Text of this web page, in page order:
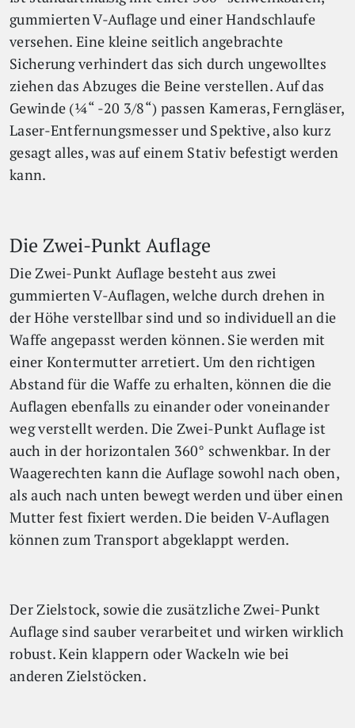
gummierten V-Auflage und einer Handschlaufe
versehen. Eine kleine seitlich angebrachte
Sicherung verhindert das sich durch ungewolltes
ziehen das Abzuges die Beine verstellen. Auf das
Gewinde (¼“ -20 3/8“) passen Kameras, Ferngläser,
Laser-Entfernungsmesser und Spektive, also kurz
gesagt alles, was auf einem Stativ befestigt werden
kann.
Die Zwei-Punkt Auflage
Die Zwei-Punkt Auflage besteht aus zwei
gummierten V-Auflagen, welche durch drehen in
der Höhe verstellbar sind und so individuell an die
Waffe angepasst werden können. Sie werden mit
einer Kontermutter arretiert. Um den richtigen
Abstand für die Waffe zu erhalten, können die die
Auflagen ebenfalls zu einander oder voneinander
weg verstellt werden. Die Zwei-Punkt Auflage ist
auch in der horizontalen 360° schwenkbar. In der
Waagerechten kann die Auflage sowohl nach oben,
als auch nach unten bewegt werden und über einen
Mutter fest fixiert werden. Die beiden V-Auflagen
können zum Transport abgeklappt werden.
Der Zielstock, sowie die zusätzliche Zwei-Punkt
Auflage sind sauber verarbeitet und wirken wirklich
robust. Kein klappern oder Wackeln wie bei
anderen Zielstöcken.